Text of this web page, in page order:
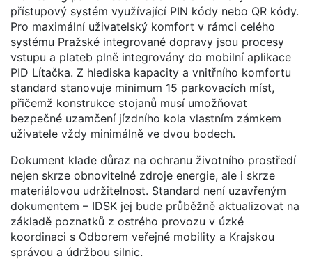
přístupový systém využívající PIN kódy nebo QR kódy.
Pro maximální uživatelský komfort v rámci celého
systému Pražské integrované dopravy jsou procesy
vstupu a plateb plně integrovány do mobilní aplikace
PID Lítačka. Z hlediska kapacity a vnitřního komfortu
standard stanovuje minimum 15 parkovacích míst,
přičemž konstrukce stojanů musí umožňovat
bezpečné uzamčení jízdního kola vlastním zámkem
uživatele vždy minimálně ve dvou bodech.
Dokument klade důraz na ochranu životního prostředí
nejen skrze obnovitelné zdroje energie, ale i skrze
materiálovou udržitelnost. Standard není uzavřeným
dokumentem – IDSK jej bude průběžně aktualizovat na
základě poznatků z ostrého provozu v úzké
koordinaci s Odborem veřejné mobility a Krajskou
správou a údržbou silnic.